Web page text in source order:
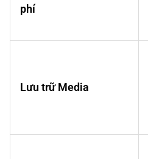
phí
Lưu trữ Media